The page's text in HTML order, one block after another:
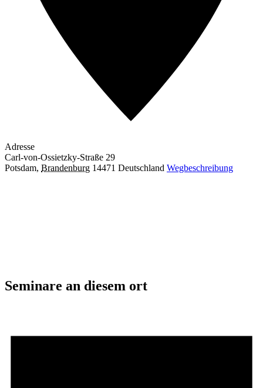
Adresse
Carl-von-Ossietzky-Straße 29
Potsdam, Brandenburg 14471 Deutschland Wegbeschreibung
Seminare an diesem ort